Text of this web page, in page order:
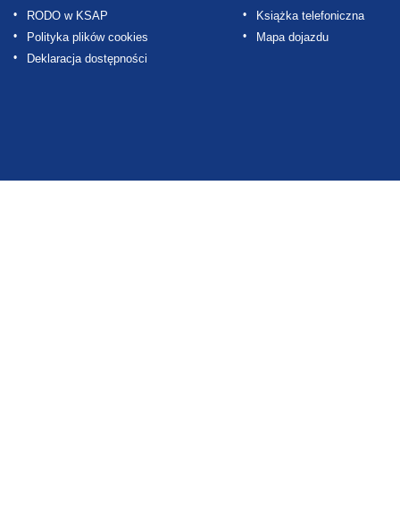
RODO w KSAP
Polityka plików cookies
Deklaracja dostępności
Książka telefoniczna
Mapa dojazdu